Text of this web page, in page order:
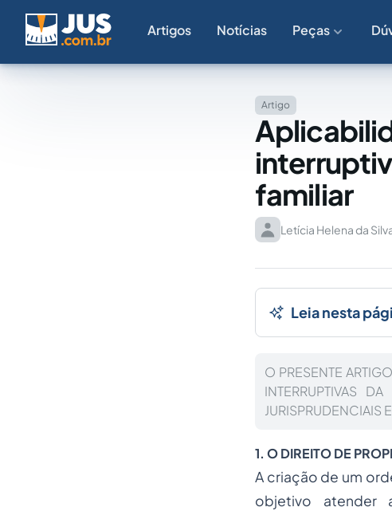
Artigos Notícias Peças
Artigo
familiar
Letícia Helena da
Leia nesta
O PRESENTE
INTERRUPTIVAS
JURISPRUDENCIAIS
1. O DIREITO DE
A criação de um
objetivo atender